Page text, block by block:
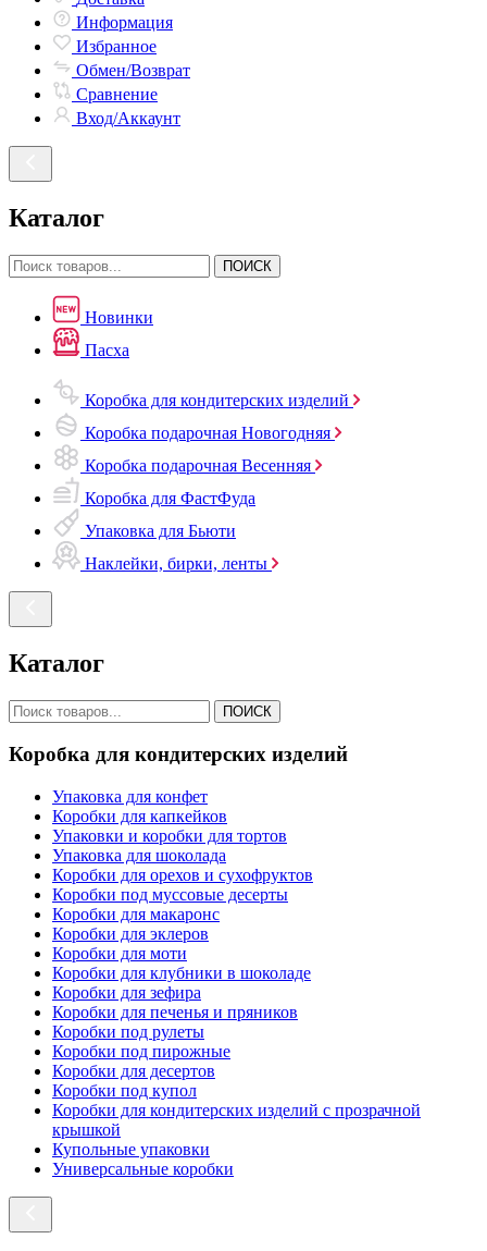
Информация
Избранное
Обмен/Возврат
Сравнение
Вход/Аккаунт
Каталог
ПОИСК
Новинки
Пасха
Коробка для кондитерских изделий
Коробка подарочная Новогодняя
Коробка подарочная Весенняя
Коробка для ФастФуда
Упаковка для Бьюти
Наклейки, бирки, ленты
Каталог
ПОИСК
Коробка для кондитерских изделий
Упаковка для конфет
Коробки для капкейков
Упаковки и коробки для тортов
Упаковка для шоколада
Коробки для орехов и сухофруктов
Коробки под муссовые десерты
Коробки для макаронс
Коробки для эклеров
Коробки для моти
Коробки для клубники в шоколаде
Коробки для зефира
Коробки для печенья и пряников
Коробки под рулеты
Коробки под пирожные
Коробки для десертов
Коробки под купол
Коробки для кондитерских изделий с прозрачной
крышкой
Купольные упаковки
Универсальные коробки